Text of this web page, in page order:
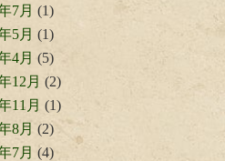
7月 (1)
5月 (1)
4月 (5)
12月 (2)
11月 (1)
8月 (2)
7月 (4)